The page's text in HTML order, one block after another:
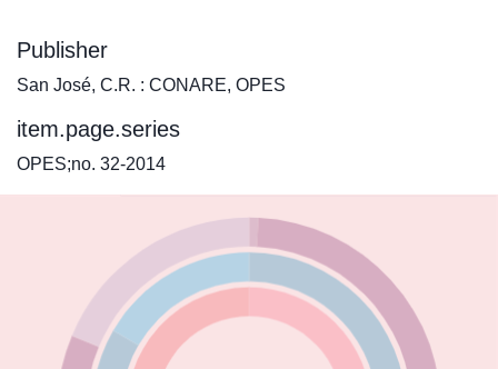
Publisher
San José, C.R. : CONARE, OPES
item.page.series
OPES;no. 32-2014